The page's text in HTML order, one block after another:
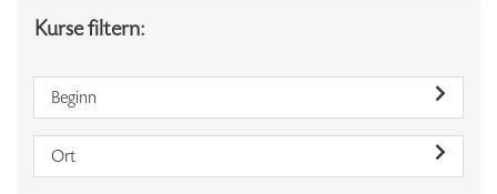
Kurse filtern:
Beginn
Ort